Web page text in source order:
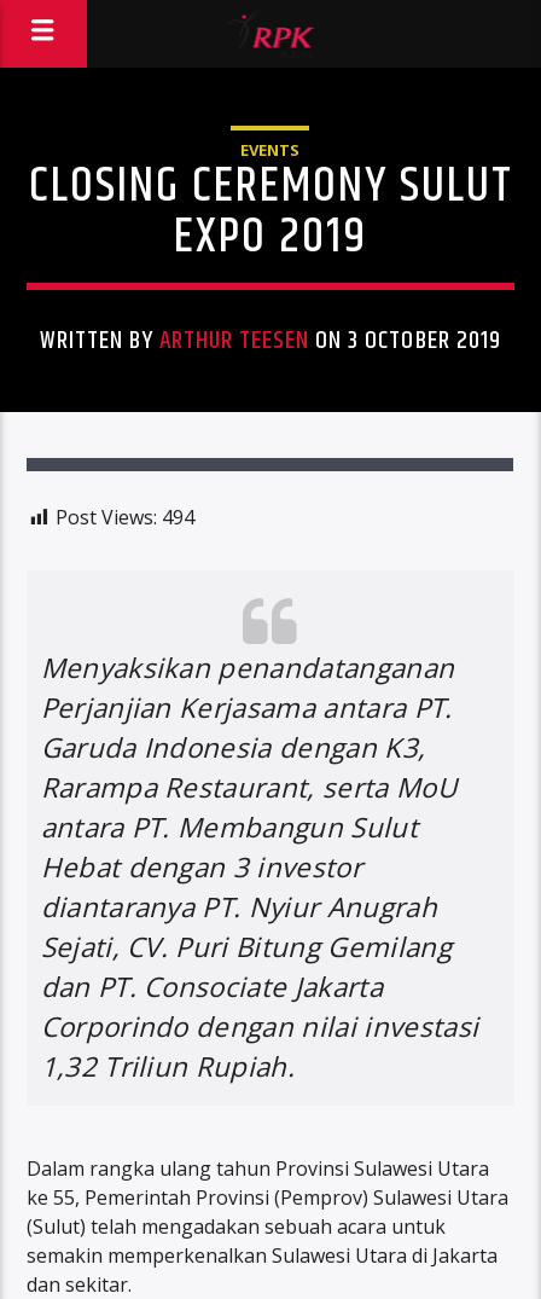
EVENTS
CLOSING CEREMONY SULUT
EXPO 2019
WRITTEN BYARTHUR TEESEN ON 3 OCTOBER 2019
Post Views: 494
Menyaksikan penandatanganan
Perjanjian Kerjasama antara PT.
Garuda Indonesia dengan K3,
Rarampa Restaurant, serta MoU
antara PT. Membangun Sulut
Hebat dengan 3 investor
diantaranya PT. Nyiur Anugrah
Sejati, CV. Puri Bitung Gemilang
dan PT. Consociate Jakarta
Corporindo dengan nilai investasi
1,32 Triliun Rupiah.
Dalam rangka ulang tahun Provinsi Sulawesi Utara
ke 55, Pemerintah Provinsi (Pemprov) Sulawesi Utara
(Sulut) telah mengadakan sebuah acara untuk
semakin memperkenalkan Sulawesi Utara di Jakarta
dan sekitar.